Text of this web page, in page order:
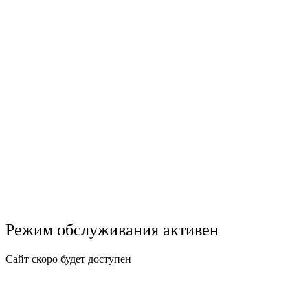
Режим обслуживания активен
Сайт скоро будет доступен